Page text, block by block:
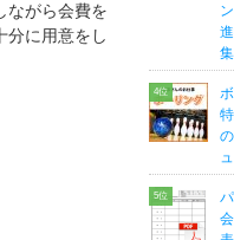
ながら会費を
分に用意をし
集